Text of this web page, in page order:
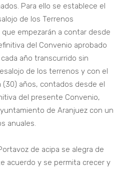
Para ello se establece el
de los Terrenos
empezarán a contar desde
del Convenio aprobado
año transcurrido sin
de los terrenos y con el
años, contados desde el
del presente Convenio,
de Aranjuez con un
anuales.
de acipa se alegra de
acuerdo y se permita crecer y